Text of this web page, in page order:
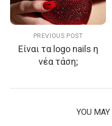
PREVIOUS POST
Είναι τα logo nails η
νέα τάση;
YOU